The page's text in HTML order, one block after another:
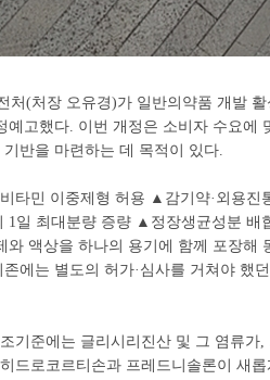
처(처장 오유경)가 일반의약품 개발
예고했다. 이번 개정은 소비자 수요에
기반을 마련하는 데 목적이 있다.
타민 이중제형 허용 ▲감기약·외용진
1일 최대분량 증량 ▲정장생균성분
와 액상을 하나의 용기에 함께 포장해
에는 별도의 허가·심사를 거쳐야 했
기준에는 글리시리진산 및 그 염류가
드로코르티손과 프레드니솔론이 새